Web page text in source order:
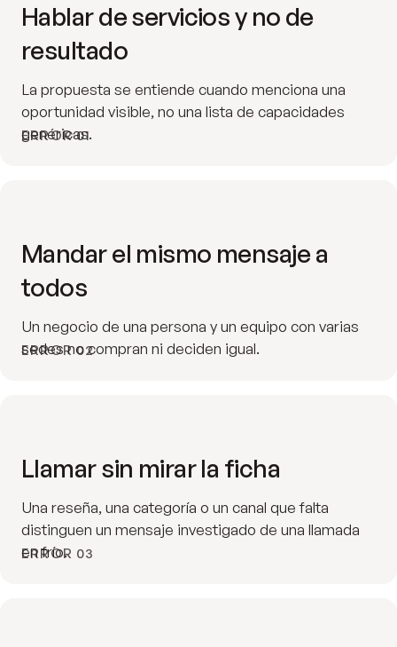
ERROR 01
Hablar de servicios y no de
resultado
La propuesta se entiende cuando menciona una
oportunidad visible, no una lista de capacidades
genéricas.
ERROR 02
Mandar el mismo mensaje a
todos
Un negocio de una persona y un equipo con varias
sedes no compran ni deciden igual.
ERROR 03
Llamar sin mirar la ficha
Una reseña, una categoría o un canal que falta
distinguen un mensaje investigado de una llamada
en frío.